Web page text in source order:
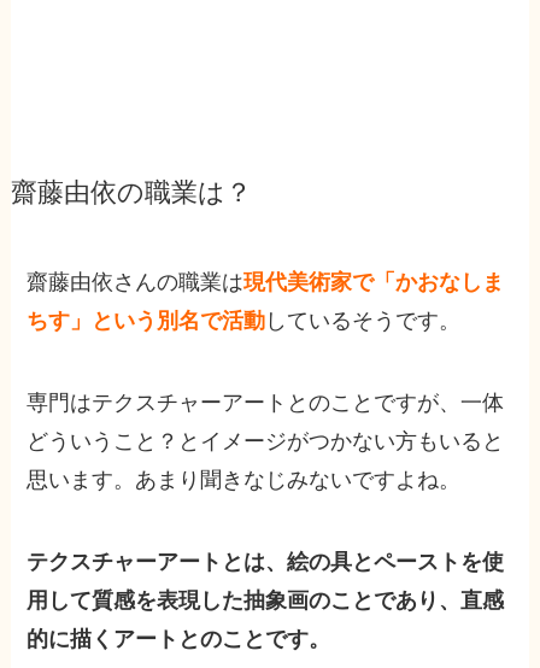
齋藤由依の職業は？
齋藤由依さんの職業は現代美術家で「かおなしま
ちす」という別名で活動 しているそうです。
専門はテクスチャーアートとのことですが、一体
どういうこと？とイメージがつかない方もいると
思います。あまり聞きなじみないですよね。
テクスチャーアートとは、絵の具とペーストを使
用して質感を表現した抽象画のことであり、直感
的に描くアートとのことです。